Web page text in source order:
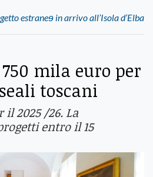
estraneɘ in arrivo all’Isola d’Elba
mila euro per
toscani
2025 /26. La
entro il 15